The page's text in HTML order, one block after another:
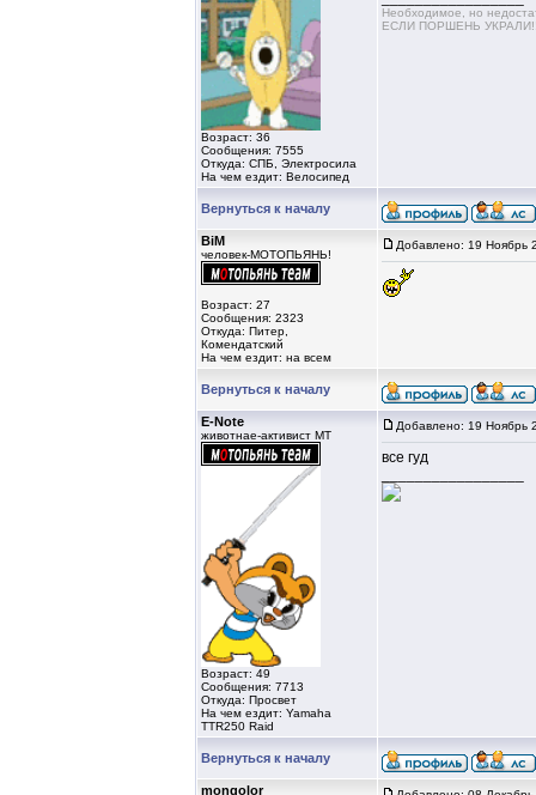
Возраст: 36
Сообщения: 7555
Откуда: СПБ, Электросила
На чем ездит: Велосипед
Необходимое, но
ЕСЛИ ПОРШЕНЬ
Вернуться к началу
BiM
человек-МОТОПЬЯНЬ!
Возраст: 27
Сообщения: 2323
Откуда: Питер,
Комендатский
На чем ездит: на всем
Добавлено: 19 Ноябрь
Вернуться к началу
E-Note
животнае-активист MT
Возраст: 49
Сообщения: 7713
Откуда: Просвет
На чем ездит: Yamaha
TTR250 Raid
Добавлено: 19 Ноябрь
все гуд
Вернуться к началу
mongolor